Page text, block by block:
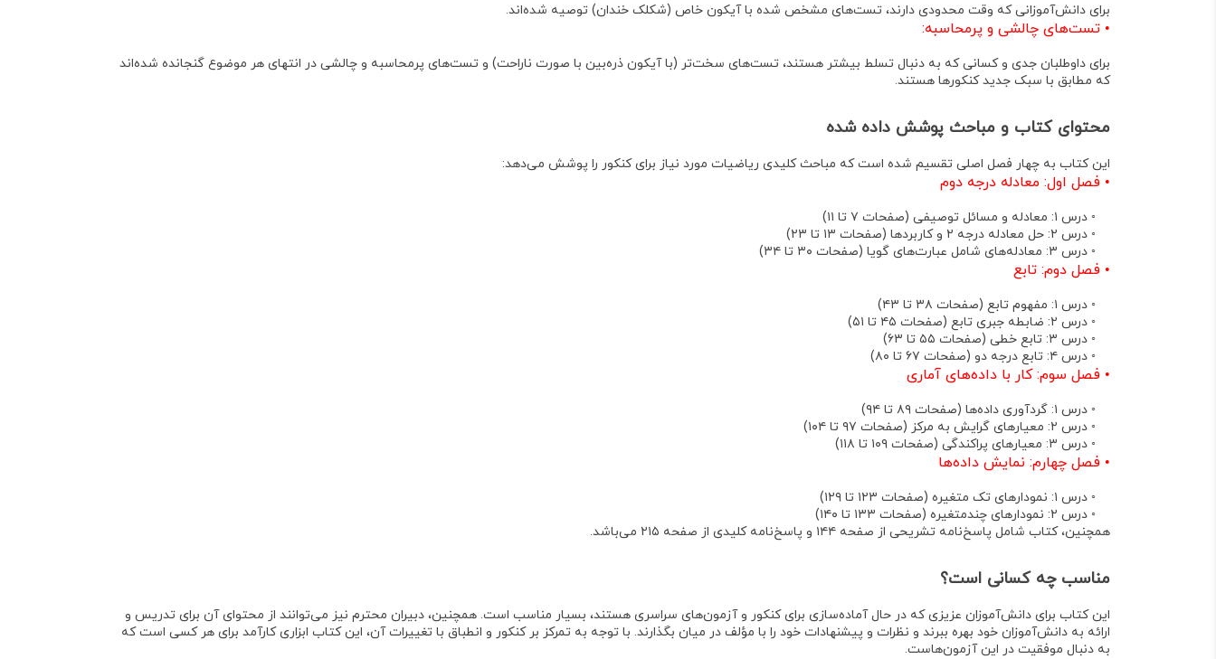
برای دانش‌آموزانی که وقت محدودی دارند، تست‌های مشخص شده با آیکون خاص (شکلک خندان) توصیه شده‌اند.
• تست‌های چالشی و پرمحاسبه:
برای داوطلبان جدی و کسانی که به دنبال تسلط بیشتر هستند، تست‌های سخت‌تر (با آیکون ذره‌بین با صورت ناراحت) و تست‌های پرمحاسبه و چالشی در انتهای هر موضوع گنجانده شده‌اند
که مطابق با سبک جدید کنکورها هستند.
محتوای کتاب و مباحث پوشش داده شده
این کتاب به چهار فصل اصلی تقسیم شده است که مباحث کلیدی ریاضیات مورد نیاز برای کنکور را پوشش می‌دهد:
• فصل اول: معادله درجه دوم
◦ درس ۱: معادله و مسائل توصیفی (صفحات ۷ تا ۱۱)
◦ درس ۲: حل معادله درجه ۲ و کاربردها (صفحات ۱۳ تا ۲۳)
◦ درس ۳: معادله‌های شامل عبارت‌های گویا (صفحات ۳۰ تا ۳۴)
• فصل دوم: تابع
◦ درس ۱: مفهوم تابع (صفحات ۳۸ تا ۴۳)
◦ درس ۲: ضابطه جبری تابع (صفحات ۴۵ تا ۵۱)
◦ درس ۳: تابع خطی (صفحات ۵۵ تا ۶۳)
◦ درس ۴: تابع درجه دو (صفحات ۶۷ تا ۸۰)
• فصل سوم: کار با داده‌های آماری
◦ درس ۱: گردآوری داده‌ها (صفحات ۸۹ تا ۹۴)
◦ درس ۲: معیارهای گرایش به مرکز (صفحات ۹۷ تا ۱۰۴)
◦ درس ۳: معیارهای پراکندگی (صفحات ۱۰۹ تا ۱۱۸)
• فصل چهارم: نمایش داده‌ها
◦ درس ۱: نمودارهای تک متغیره (صفحات ۱۲۳ تا ۱۲۹)
◦ درس ۲: نمودارهای چندمتغیره (صفحات ۱۳۳ تا ۱۴۰)
همچنین، کتاب شامل پاسخ‌نامه تشریحی از صفحه ۱۴۴ و پاسخ‌نامه کلیدی از صفحه ۲۱۵ می‌باشد .
مناسب چه کسانی است؟
این کتاب برای دانش‌آموزان عزیزیکه در حال آماده‌سازی برای کنکور و آزمون‌های سراسری هستند، بسیار مناسب است. همچنین، دبیران محترم نیز می‌توانند از محتوای آن برای تدریس و
ارائه به دانش‌آموزان خود بهره ببرند و نظرات و پیشنهادات خود را با مؤلف در میان بگذارند. با توجه به تمرکز بر کنکور و انطباق با تغییرات آن، این کتاب ابزاری کارآمد برای هر کسی است که
به دنبال موفقیت در این آزمون‌هاست.